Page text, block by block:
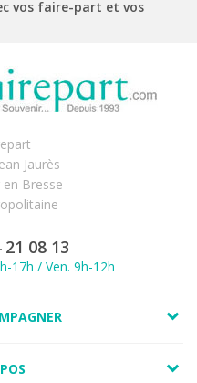
vos faire-part et vos
Jaurès
Bresse
21 08 13
17h / Ven. 9h-12h